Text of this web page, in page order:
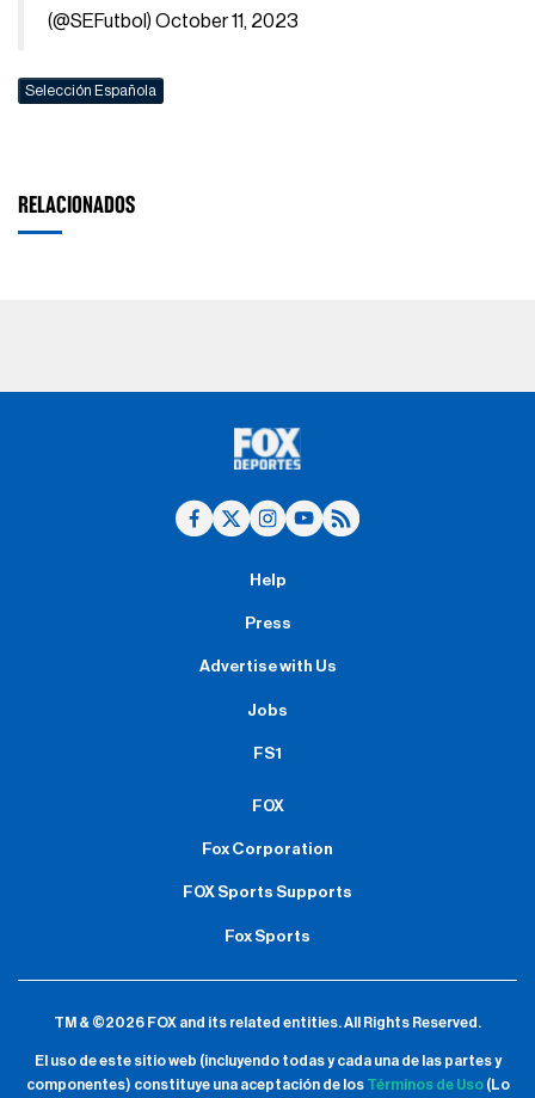
(@SEFutbol)October 11, 2023
Selección Española
RELACIONADOS
Help
Press
Advertise with Us
Jobs
FS1
FOX
Fox Corporation
FOX Sports Supports
Fox Sports
TM & ©2026 FOX and its related entities.All Rights Reserved.
El uso de este sitio web (incluyendo todas y cada una de las partes y
componentes) constituye una aceptación de los Términos de Uso(Lo